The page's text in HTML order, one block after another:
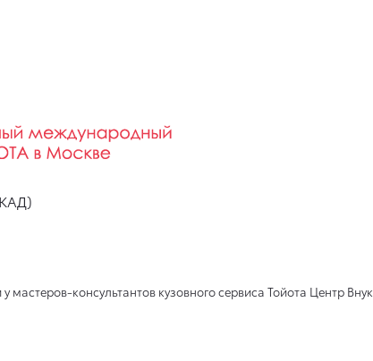
консультантов кузовного сервиса Тойота Центр